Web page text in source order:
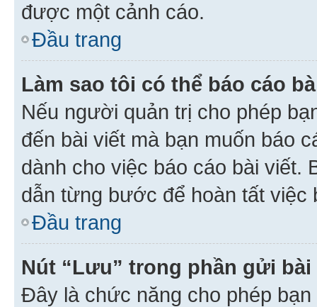
được một cảnh cáo.
Đầu trang
Làm sao tôi có thể báo cáo
Nếu người quản trị cho phép
đến bài viết mà bạn muốn báo
dành cho việc báo cáo bài viết.
dẫn từng bước để hoàn tất việc
Đầu trang
Nút “Lưu” trong phần gửi
Đây là chức năng cho phép